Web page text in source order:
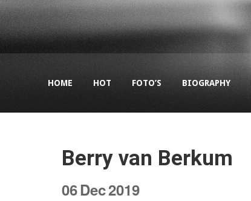
HOME HOT FOTO’S BIOGRAPHY
Berry van Berkum
06Dec2019